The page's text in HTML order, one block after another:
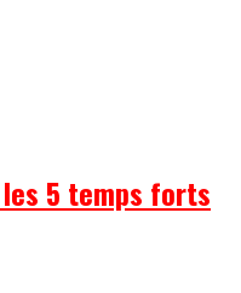
5 temps forts